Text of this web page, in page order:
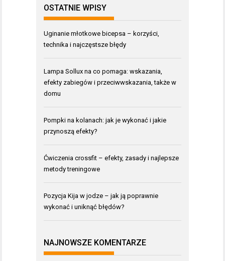
OSTATNIE WPISY
Uginanie młotkowe bicepsa – korzyści,
technika i najczęstsze błędy
Lampa Sollux na co pomaga: wskazania,
efekty zabiegów i przeciwwskazania, także w
domu
Pompki na kolanach: jak je wykonać i jakie
przynoszą efekty?
Ćwiczenia crossfit – efekty, zasady i najlepsze
metody treningowe
Pozycja Kija w jodze – jak ją poprawnie
wykonać i uniknąć błędów?
NAJNOWSZE KOMENTARZE